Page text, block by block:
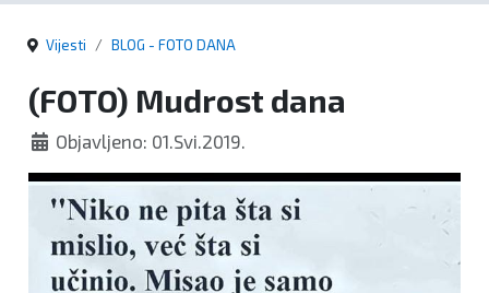
Vijesti BLOG - FOTO DANA
(FOTO) Mudrost dana
Objavljeno: 01.Svi.2019.